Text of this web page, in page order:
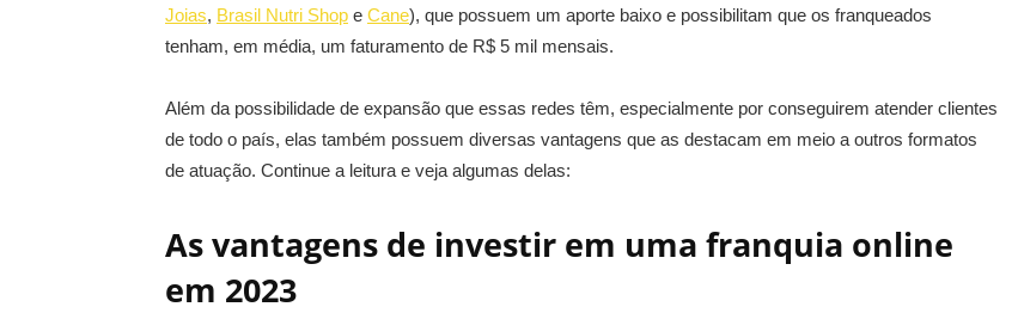
Joias, Brasil Nutri Shop e Cane), que possuem um aporte baixo e possibilitam que os franqueados
tenham, em média, um faturamento de R$ 5 mil mensais.
Além da possibilidade de expansão que essas redes têm, especialmente por conseguirem atender clientes
de todo o país, elas também possuem diversas vantagens que as destacam em meio a outros formatos
de atuação. Continue a leitura e veja algumas delas:
As vantagens de investir em uma franquia online
em 2023